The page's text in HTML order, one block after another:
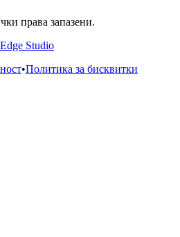
права запазени.
Studio
•Политика за бисквитки